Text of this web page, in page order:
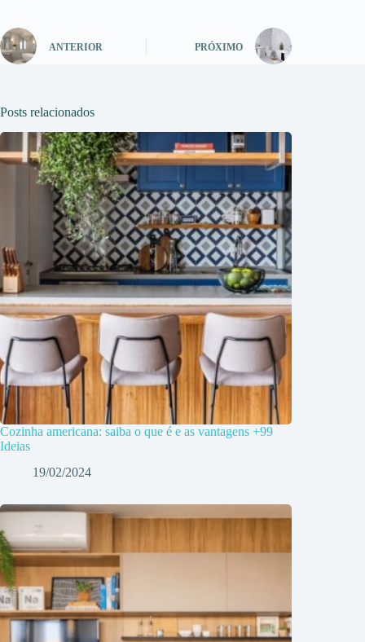
ANTERIOR PRÓXIMO
Posts relacionados
Cozinha americana: saiba o que é e as vantagens +99
Ideias
19/02/2024